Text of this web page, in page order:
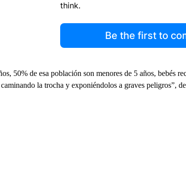
think.
Be the first to
50% de esa población son menores de 5 años, bebés
la trocha y exponiéndolos a graves peligros”,